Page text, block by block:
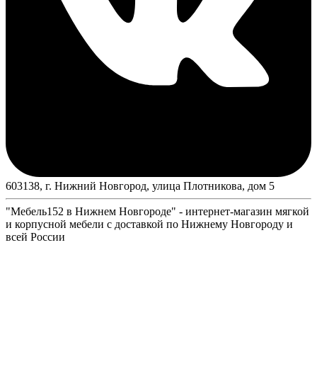
603138, г. Нижний Новгород, улица Плотникова, дом 5
"Мебель152 в Нижнем Новгороде" - интернет-магазин мягкой
и корпусной мебели с доставкой по Нижнему Новгороду и
всей России